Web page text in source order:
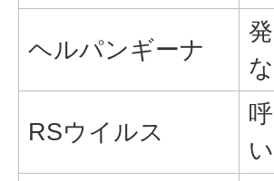
ヘルパンギーナ
RSウイルス